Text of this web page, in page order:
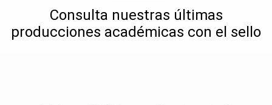
Consulta nuestras últimas
producciones académicas con el sello